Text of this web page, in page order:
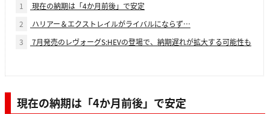
1
現在の納期は「4か月前後」で安定
2
ハリアー＆エクストレイルがライバルにならず…
3
7月発売のレヴォーグS:HEVの登場で、納期遅れが拡大する可能性も
現在の納期は「4か月前後」で安定